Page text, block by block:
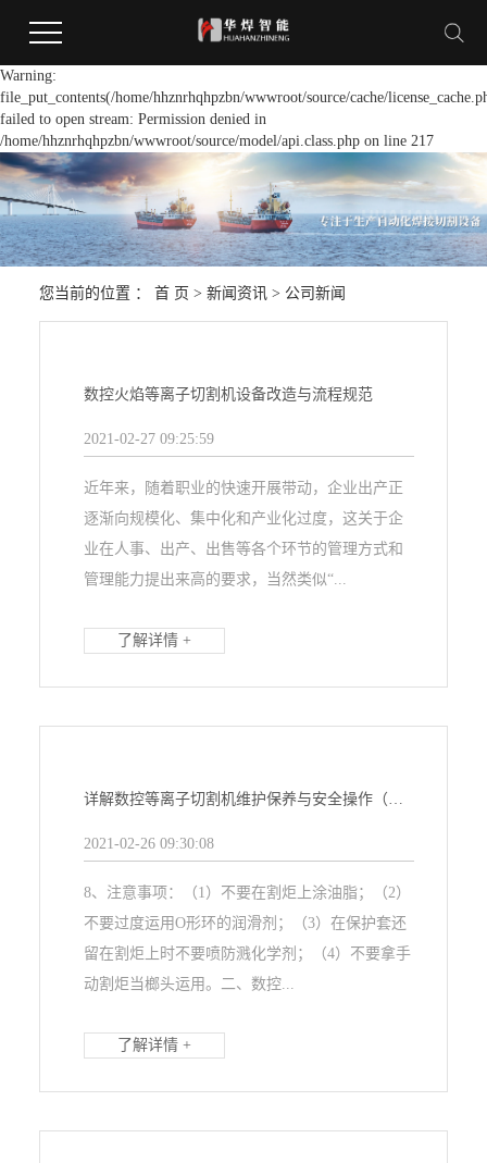
Warning:
file_put_contents(/home/hhznrhqhpzbn/wwwroot/source/cache/
failed to open stream: Permission denied in
/home/hhznrhqhpzbn/wwwroot/source/model/api.class.php on line 217
您当前的位置 ： 首 页 > 新闻资讯> 公司新闻
数控火焰等离子切割机设备改造与流程规范
2021-02-27 09:25:59
近年来，随着职业的快速开展带动，企业出产正
逐渐向规模化、集中化和产业化过度，这关于企
业在人事、出产、出售等各个环节的管理方式和
管理能力提出来高的要求，当然类似“...
了解详情 +
详解数控等离子切割机维护保养与安全操作（二）
2021-02-26 09:30:08
8、注意事项：（1）不要在割炬上涂油脂；（2）
不要过度运用O形环的润滑剂；（3）在保护套还
留在割炬上时不要喷防溅化学剂；（4）不要拿手
动割炬当榔头运用。二、数控...
了解详情 +